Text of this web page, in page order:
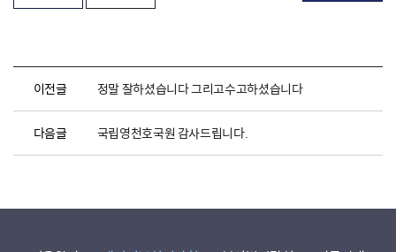
이전글 정말 잘하셨습니다 그리고수고하셨습니다
다음글 국립영천호국원 감사드립니다.